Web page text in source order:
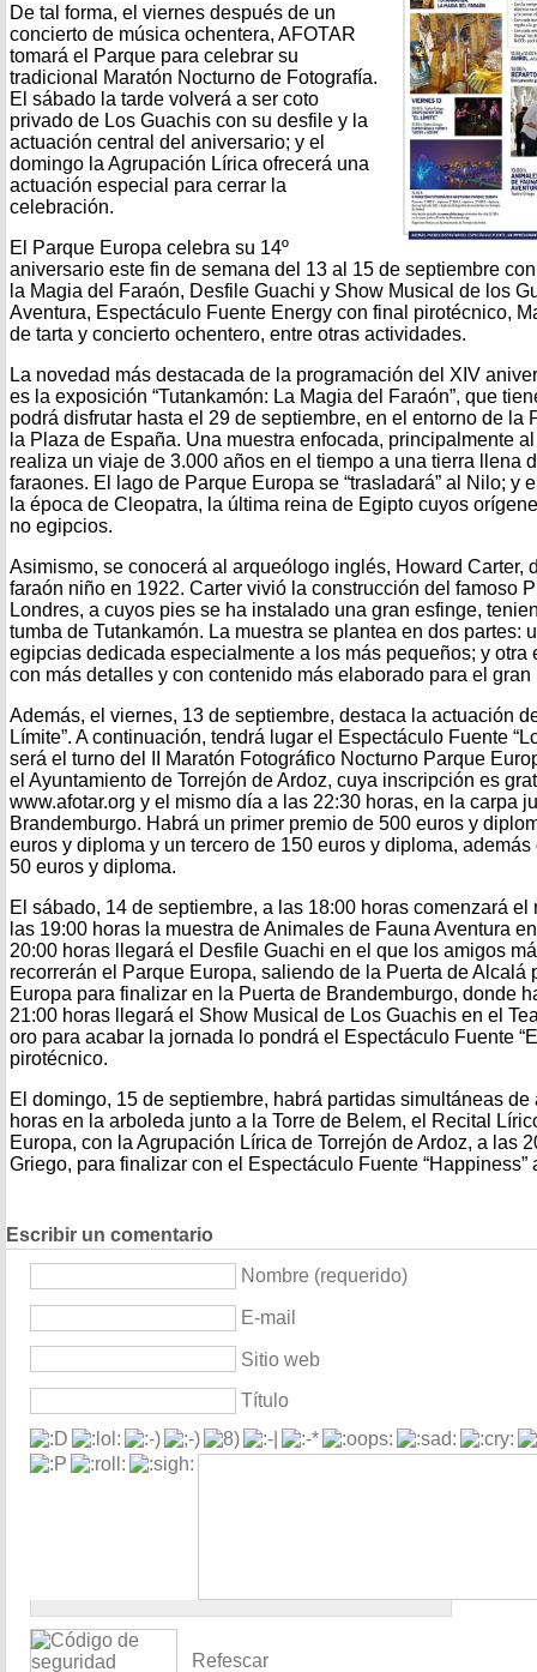
De tal forma, el viernes después de un
concierto de música ochentera, AFOTAR
tomará el Parque para celebrar su
tradicional Maratón Nocturno de Fotografía.
El sábado la tarde volverá a ser coto
privado de Los Guachis con su desfile y la
actuación central del aniversario; y el
domingo la Agrupación Lírica ofrecerá una
actuación especial para cerrar la
celebración.
El Parque Europa celebra su 14º
aniversario este fin de semana del 13 al 15 de septiembre
la Magia del Faraón, Desfile Guachi y Show Musical de los
Aventura, Espectáculo Fuente Energy con final pirotécnico,
de tarta y concierto ochentero, entre otras actividades.
La novedad más destacada de la programación del XIV
es la exposición “Tutankamón: La Magia del Faraón”, que
podrá disfrutar hasta el 29 de septiembre, en el entorno de la
la Plaza de España. Una muestra enfocada, principalmente
realiza un viaje de 3.000 años en el tiempo a una tierra llena
faraones. El lago de Parque Europa se “trasladará” al Nilo; y
la época de Cleopatra, la última reina de Egipto cuyos
no egipcios.
Asimismo, se conocerá al arqueólogo inglés, Howard Carter,
faraón niño en 1922. Carter vivió la construcción del famoso
Londres, a cuyos pies se ha instalado una gran esfinge,
tumba de Tutankamón. La muestra se plantea en dos partes:
egipcias dedicada especialmente a los más pequeños; y otra
con más detalles y con contenido más elaborado para el gran
Además, el viernes, 13 de septiembre, destaca la actuación
Límite”. A continuación, tendrá lugar el Espectáculo Fuente
será el turno del II Maratón Fotográfico Nocturno Parque
el Ayuntamiento de Torrejón de Ardoz, cuya inscripción es
www.afotar.org y el mismo día a las 22:30 horas, en la carpa
Brandemburgo. Habrá un primer premio de 500 euros y
euros y diploma y un tercero de 150 euros y diploma,
50 euros y diploma.
El sábado, 14 de septiembre, a las 18:00 horas comenzará el
las 19:00 horas la muestra de Animales de Fauna Aventura
20:00 horas llegará el Desfile Guachi en el que los amigos
recorrerán el Parque Europa, saliendo de la Puerta de Alcalá
Europa para finalizar en la Puerta de Brandemburgo, donde
21:00 horas llegará el Show Musical de Los Guachis en el
oro para acabar la jornada lo pondrá el Espectáculo Fuente
pirotécnico.
El domingo, 15 de septiembre, habrá partidas simultáneas
horas en la arboleda junto a la Torre de Belem, el Recital
Europa, con la Agrupación Lírica de Torrejón de Ardoz, a las
Griego, para finalizar con el Espectáculo Fuente “Happiness”
Escribir un comentario
Nombre (requerido)
E-mail
Sitio web
Título
Refescar